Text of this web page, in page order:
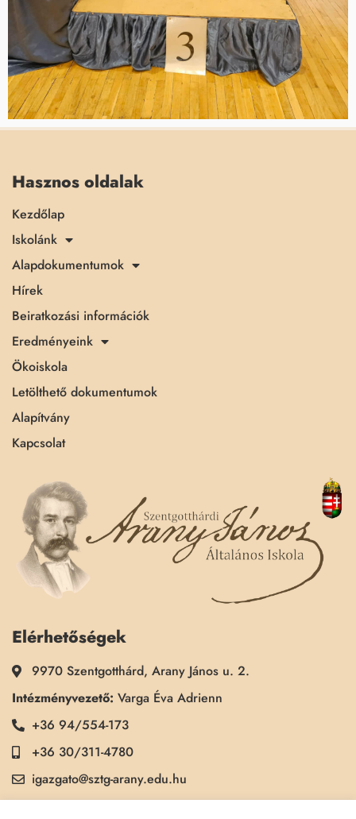
Hasznos oldalak
Kezdőlap
Iskolánk
Alapdokumentumok
Hírek
Beiratkozási információk
Eredményeink
Ökoiskola
Letölthető dokumentumok
Alapítvány
Kapcsolat
Elérhetőségek
9970 Szentgotthárd, Arany János u. 2.
Intézményvezető: Varga Éva Adrienn
+36 94/554-173
+36 30/311-4780
igazgato@sztg-arany.edu.hu
Titkárság:Kimmel Kinga